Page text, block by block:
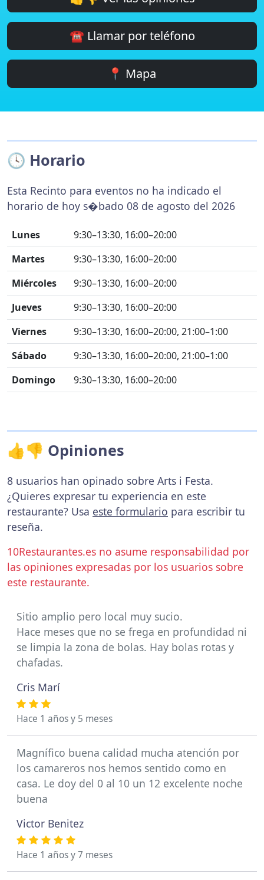
☎️ Llamar por teléfono
📍 Mapa
🕓 Horario
Esta Recinto para eventos no ha indicado el
horario de hoy s�bado 08 de agosto del 2026
Lunes
9:30–13:30, 16:00–20:00
Martes
9:30–13:30, 16:00–20:00
Miércoles
9:30–13:30, 16:00–20:00
Jueves
9:30–13:30, 16:00–20:00
Viernes
9:30–13:30, 16:00–20:00, 21:00–1:00
Sábado
9:30–13:30, 16:00–20:00, 21:00–1:00
Domingo
9:30–13:30, 16:00–20:00
👍👎 Opiniones
8 usuarios han opinado sobre Arts i Festa.
¿Quieres expresar tu experiencia en este
restaurante? Usa este formulario para escribir tu
reseña.
10Restaurantes.es no asume responsabilidad por
las opiniones expresadas por los usuarios sobre
este restaurante.
Sitio amplio pero local muy sucio.
Hace meses que no se frega en profundidad ni
se limpia la zona de bolas. Hay bolas rotas y
chafadas.
Cris Marí
Hace 1 años y 5 meses
Magnífico buena calidad mucha atención por
los camareros nos hemos sentido como en
casa. Le doy del 0 al 10 un 12 excelente noche
buena
Victor Benitez
Hace 1 años y 7 meses